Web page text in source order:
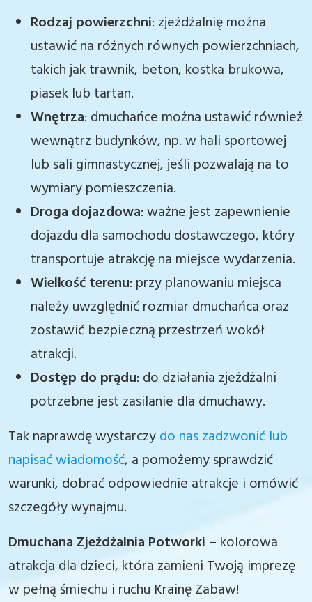
Rodzaj powierzchni: zjeżdżalnię można
ustawić na różnych równych powierzchniach,
takich jak trawnik, beton, kostka brukowa,
piasek lub tartan.
Wnętrza: dmuchańce można ustawić również
wewnątrz budynków, np. w hali sportowej
lub sali gimnastycznej, jeśli pozwalają na to
wymiary pomieszczenia.
Droga dojazdowa: ważne jest zapewnienie
dojazdu dla samochodu dostawczego, który
transportuje atrakcję na miejsce wydarzenia.
Wielkość terenu: przy planowaniu miejsca
należy uwzględnić rozmiar dmuchańca oraz
zostawić bezpieczną przestrzeń wokół
atrakcji.
Dostęp do prądu: do działania zjeżdżalni
potrzebne jest zasilanie dla dmuchawy.
Tak naprawdę wystarczydo nas zadzwonić lub
napisać wiadomość, a pomożemy sprawdzić
warunki, dobrać odpowiednie atrakcje i omówić
szczegóły wynajmu.
Dmuchana Zjeżdżalnia Potworki – kolorowa
atrakcja dla dzieci, która zamieni Twoją imprezę
w pełną śmiechu i ruchu Krainę Zabaw!